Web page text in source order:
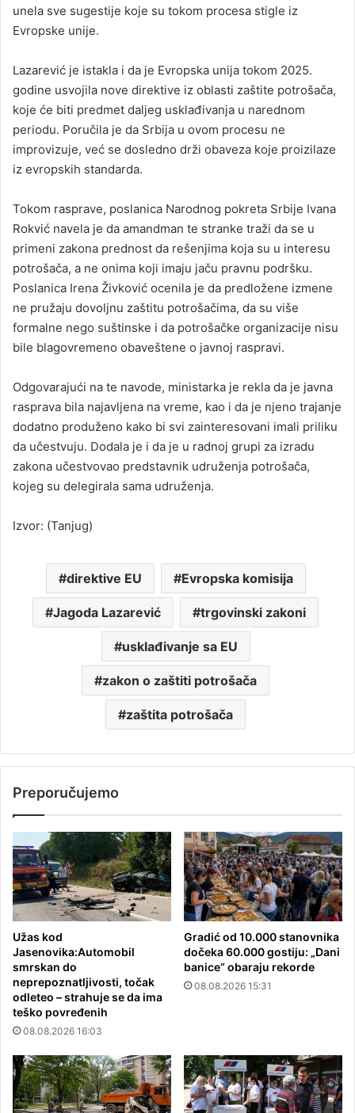
unela sve sugestije koje su tokom procesa stigle iz
Evropske unije.
Lazarević je istakla i da je Evropska unija tokom 2025.
godine usvojila nove direktive iz oblasti zaštite potrošača,
koje će biti predmet daljeg usklađivanja u narednom
periodu. Poručila je da Srbija u ovom procesu ne
improvizuje, već se dosledno drži obaveza koje proizilaze
iz evropskih standarda.
Tokom rasprave, poslanica Narodnog pokreta Srbije Ivana
Rokvić navela je da amandman te stranke traži da se u
primeni zakona prednost da rešenjima koja su u interesu
potrošača, a ne onima koji imaju jaču pravnu podršku.
Poslanica Irena Živković ocenila je da predložene izmene
ne pružaju dovoljnu zaštitu potrošačima, da su više
formalne nego suštinske i da potrošačke organizacije nisu
bile blagovremeno obaveštene o javnoj raspravi.
Odgovarajući na te navode, ministarka je rekla da je javna
rasprava bila najavljena na vreme, kao i da je njeno trajanje
dodatno produženo kako bi svi zainteresovani imali priliku
da učestvuju. Dodala je i da je u radnoj grupi za izradu
zakona učestvovao predstavnik udruženja potrošača,
kojeg su delegirala sama udruženja.
Izvor: (Tanjug)
direktive EU Evropska komisija
Jagoda Lazarević trgovinski zakoni
usklađivanje sa EU
zakon o zaštiti potrošača
zaštita potrošača
Preporučujemo
Užas kod
Jasenovika:Automobil
smrskan do
neprepoznatljivosti, točak
odleteo – strahuje se da ima
teško povređenih
08.08.2026 16:03
Gradić od 10.000 stanovnika
dočeka 60.000 gostiju: „Dani
banice“ obaraju rekorde
08.08.2026 15:31